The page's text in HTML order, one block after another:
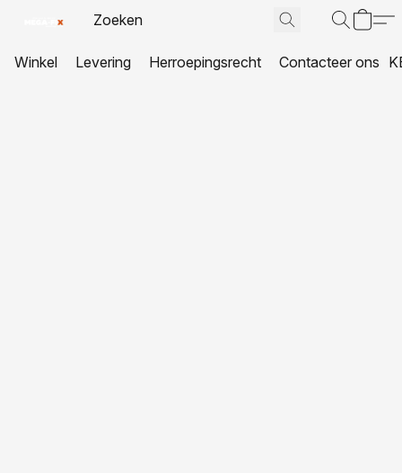
Winkel Levering Herroepingsrecht Contacteer ons